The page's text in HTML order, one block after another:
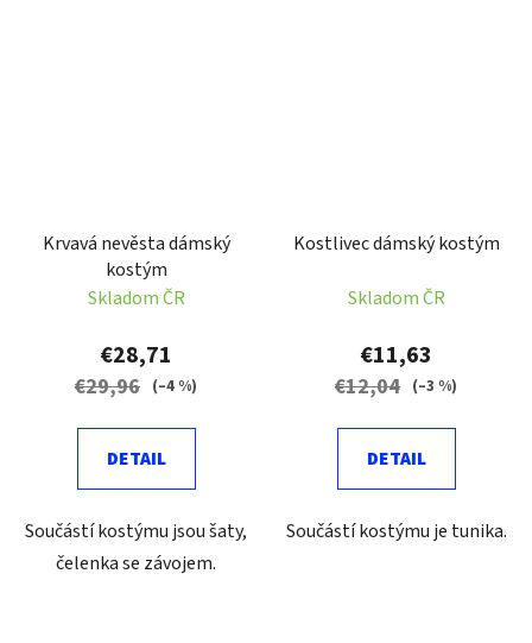
Krvavá nevěsta dámský
kostým
Skladom ČR
€28,71
€29,96 (–4 %)
DETAIL
Součástí kostýmu jsou šaty,
čelenka se závojem.
Kostlivec dámský kostým
Skladom ČR
€11,63
€12,04 (–3 %)
DETAIL
Součástí kostýmu je tunika.